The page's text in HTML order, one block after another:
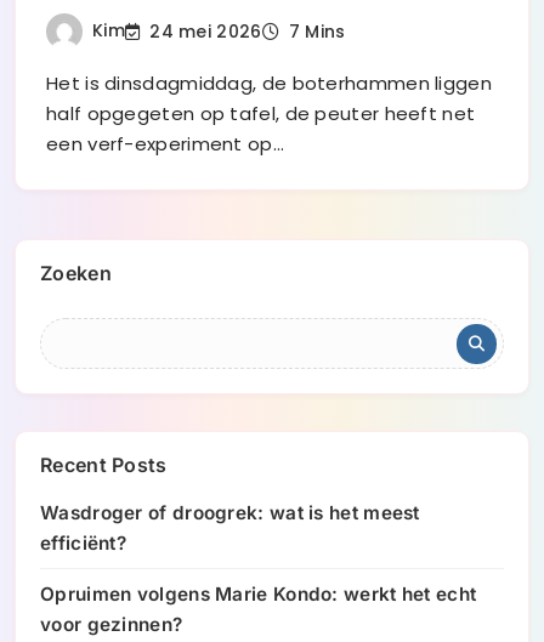
Kim 24 mei 2026 7 Mins
Het is dinsdagmiddag, de boterhammen liggen
half opgegeten op tafel, de peuter heeft net
een verf-experiment op…
Zoeken
Recent Posts
Wasdroger of droogrek: wat is het meest
efficiënt?
Opruimen volgens Marie Kondo: werkt het echt
voor gezinnen?